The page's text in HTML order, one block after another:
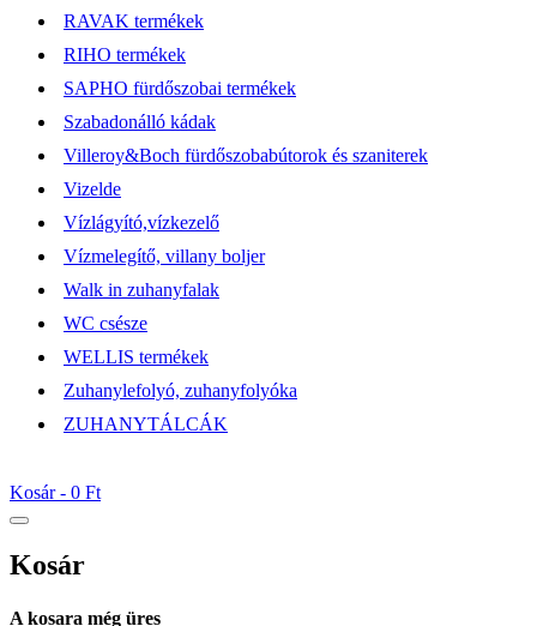
RAVAK termékek
RIHO termékek
SAPHO fürdőszobai termékek
Szabadonálló kádak
Villeroy&Boch fürdőszobabútorok és szaniterek
Vizelde
Vízlágyító,vízkezelő
Vízmelegítő, villany boljer
Walk in zuhanyfalak
WC csésze
WELLIS termékek
Zuhanylefolyó, zuhanyfolyóka
ZUHANYTÁLCÁK
Kosár - 0 Ft
Kosár
A kosara még üres